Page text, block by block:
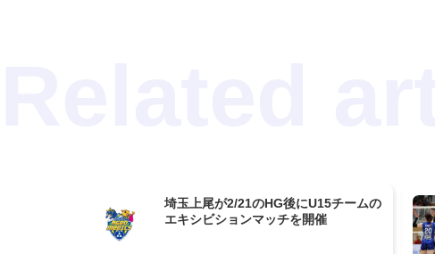
埼玉上尾が2/21のHG後にU15チームの
エキシビションマッチを開催